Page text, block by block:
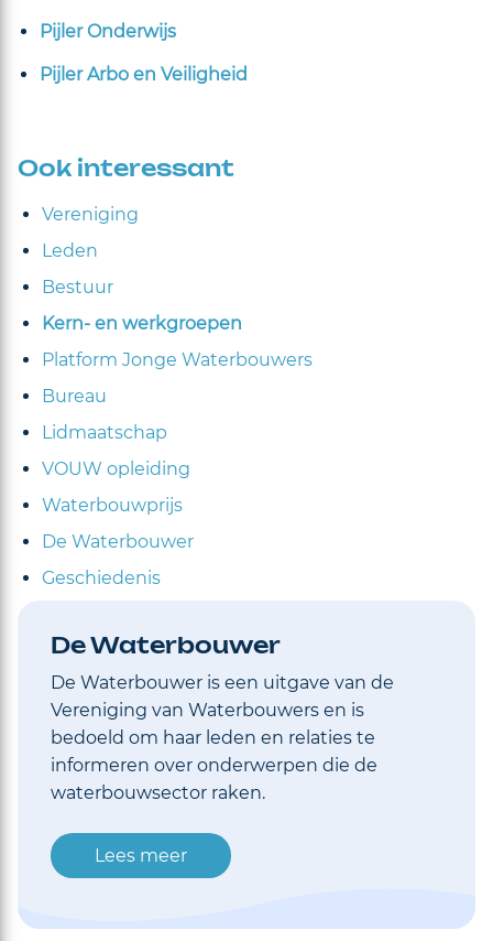
Pijler Onderwijs
Pijler Arbo en Veiligheid
Ook interessant
Vereniging
Leden
Bestuur
Kern- en werkgroepen
Platform Jonge Waterbouwers
Bureau
Lidmaatschap
VOUW opleiding
Waterbouwprijs
De Waterbouwer
Geschiedenis
De Waterbouwer
De Waterbouwer is een uitgave van de
Vereniging van Waterbouwers en is
bedoeld om haar leden en relaties te
informeren over onderwerpen die de
waterbouwsector raken.
Lees meer